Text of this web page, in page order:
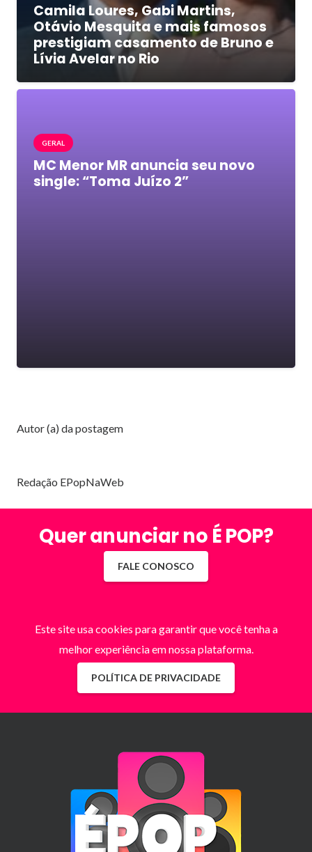
Camila Loures, Gabi Martins,
Otávio Mesquita e mais famosos
prestigiam casamento de Bruno e
Lívia Avelar no Rio
GERAL
MC Menor MR anuncia seu novo
single: “Toma Juízo 2”
Autor (a) da postagem
Redação EPopNaWeb
Quer anunciar no É POP?
FALE CONOSCO
Este site usa cookies para garantir que você tenha a
melhor experiência em nossa plataforma.
POLÍTICA DE PRIVACIDADE